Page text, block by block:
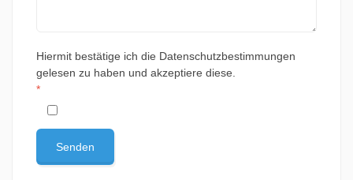
Hiermit bestätige ich die Datenschutzbestimmungen
gelesen zu haben und akzeptiere diese.
*